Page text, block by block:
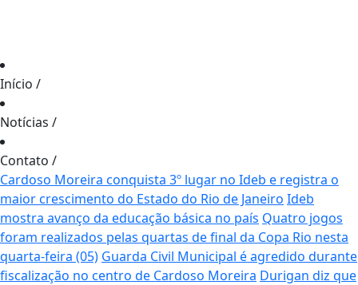
Início /
Notícias /
Contato /
Cardoso Moreira conquista 3º lugar no Ideb e registra o
maior crescimento do Estado do Rio de Janeiro Ideb
mostra avanço da educação básica no país Quatro jogos
foram realizados pelas quartas de final da Copa Rio nesta
quarta-feira (05) Guarda Civil Municipal é agredido durante
fiscalização no centro de Cardoso Moreira Durigan diz que